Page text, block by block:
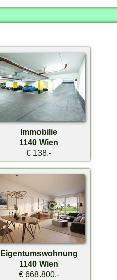
Immobilie
1140 Wien
€ 138,-
Eigentumswohnung
1140 Wien
€ 668.800,-